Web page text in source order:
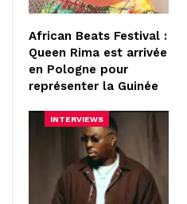
African Beats Festival :
Queen Rima est arrivée
en Pologne pour
représenter la Guinée
INTERVIEWS